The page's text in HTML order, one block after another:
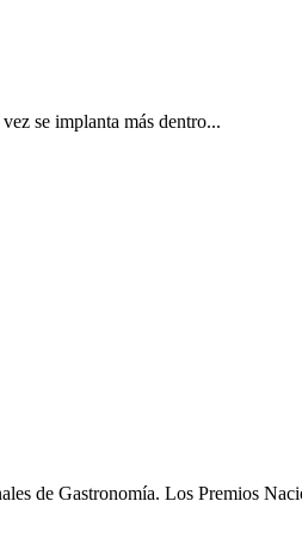
se implanta más dentro...
de Gastronomía. Los Premios